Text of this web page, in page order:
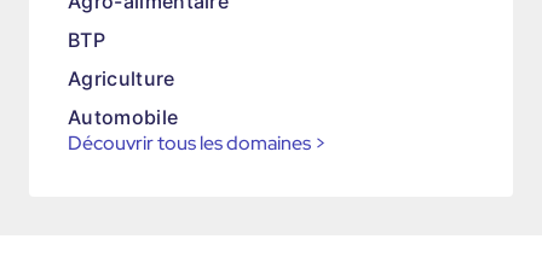
BTP
Agriculture
Automobile
Découvrir tous les domaines >